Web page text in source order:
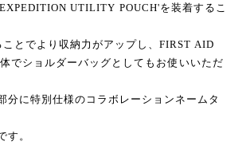
UTILITY POUCH'を装着するこ
ことでより収納力がアップし、FIRST AID
でショルダーバッグとしてもお使いいただ
分に特別仕様のコラボレーションネームタ
す。